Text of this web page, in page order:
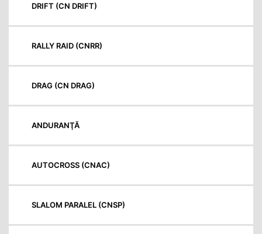
DRIFT (CN DRIFT)
RALLY RAID (CNRR)
DRAG (CN DRAG)
ANDURANŢĂ
AUTOCROSS (CNAC)
SLALOM PARALEL (CNSP)